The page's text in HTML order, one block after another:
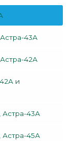
43А
42А
и
Астра-43А
Астра-45А